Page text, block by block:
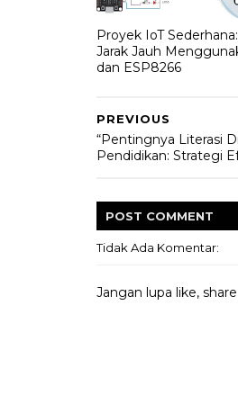
Proyek IoT
Jarak Jauh
dan ESP8266
PREVIOUS
“Pentingnya Literasi
Pendidikan: Strategi
POST COMMENT
Tidak Ada Komentar:
Jangan lupa like,